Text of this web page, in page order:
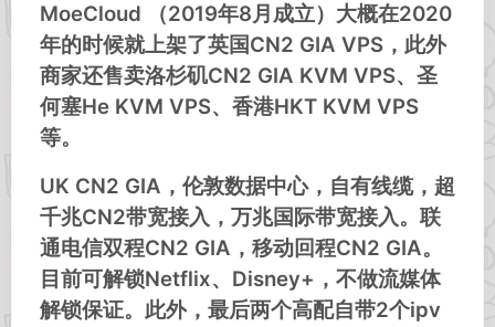
MoeCloud （2019年8月成立）大概在2020
年的时候就上架了英国CN2 GIA VPS，此外
商家还售卖洛杉矶CN2 GIA KVM VPS、圣
何塞He KVM VPS、香港HKT KVM VPS
等。
UK CN2 GIA，伦敦数据中心，自有线缆，超
千兆CN2带宽接入，万兆国际带宽接入。联
通电信双程CN2 GIA，移动回程CN2 GIA。
目前可解锁Netflix、Disney+，不做流媒体
解锁保证。此外，最后两个高配自带2个ipv